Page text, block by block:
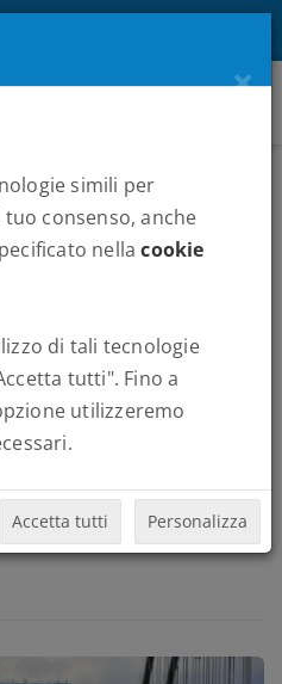
NY
×
simili per
consenso, anche
nellacookie
di tali tecnologie
tutti". Fino a
utilizzeremo
Accetta tutti Personalizza